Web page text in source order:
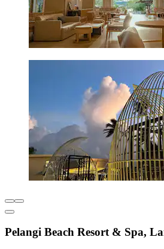
Pelangi Beach Resort & Spa,